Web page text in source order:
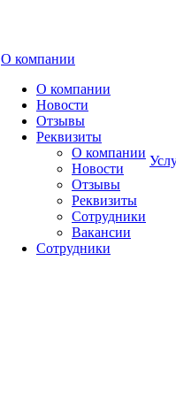
О компании
О компании
Новости
Отзывы
Реквизиты
О компании
Новости
Отзывы
Реквизиты
Сотрудники
Вакансии
Сотрудники